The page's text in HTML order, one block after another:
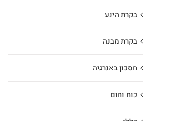
בקרת הינע
בקרת מבנה
חסכון באנרגיה
כוח וחום